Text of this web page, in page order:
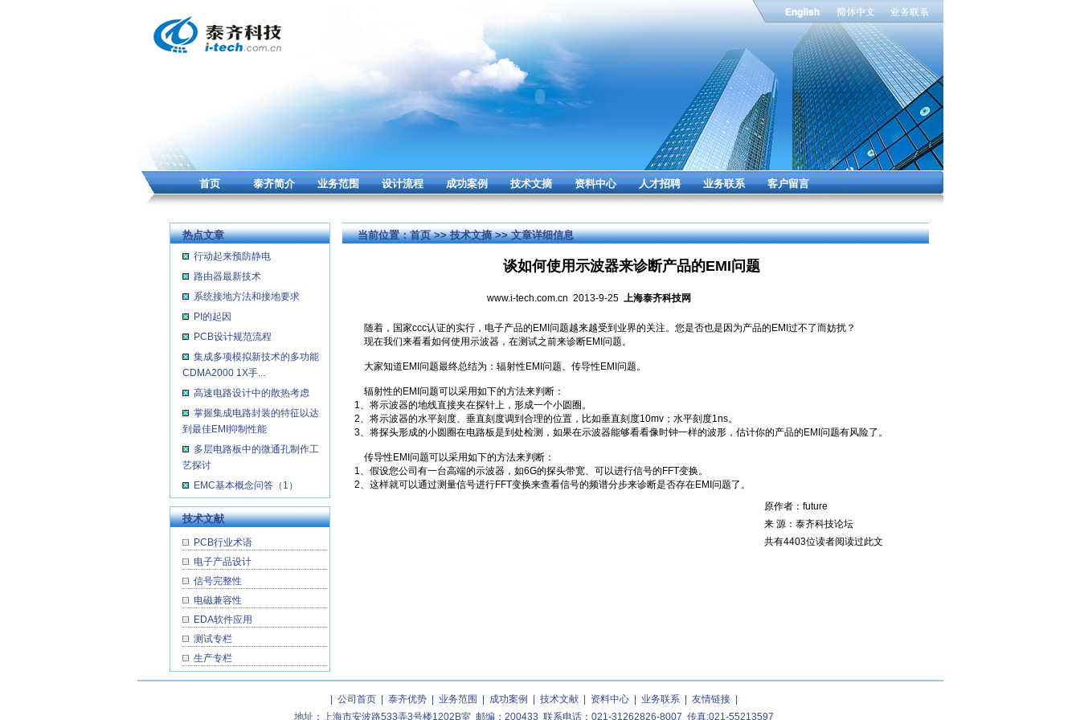
首页 泰齐简介 业务范围 设计流程 成功案例 技术文摘 资料中心 人才招聘 业务联系 客户留言
热点文章
行动起来预防静电
路由器最新技术
系统接地方法和接地要求
PI的起因
PCB设计规范流程
集成多项模拟新技术的多功能
CDMA2000 1X手...
高速电路设计中的散热考虑
掌握集成电路封装的特征以达
到最佳EMI抑制性能
多层电路板中的微通孔制作工
艺探讨
EMC基本概念问答（1）
技术文献
PCB行业术语
电子产品设计
信号完整性
电磁兼容性
EDA软件应用
测试专栏
生产专栏
当前位置：首页>>技术文摘>> 文章详细信息
谈如何使用示波器来诊断产品的EMI问题
www.i-tech.com.cn 2013-9-25 上海泰齐科技网
随着，国家ccc认证的实行，电子产品的EMI问题越来越受到业界的关注。您是否也是因为产品的EMI过不了而妨扰？
现在我们来看看如何使用示波器，在测试之前来诊断EMI问题。
大家知道EMI问题最终总结为：辐射性EMI问题、传导性EMI问题。
辐射性的EMI问题可以采用如下的方法来判断：
1、将示波器的地线直接夹在探针上，形成一个小圆圈。
2、将示波器的水平刻度、垂直刻度调到合理的位置，比如垂直刻度10mv；水平刻度1ns。
3、将探头形成的小圆圈在电路板是到处检测，如果在示波器能够看看像时钟一样的波形，估计你的产品的EMI问题有风险了。
传导性EMI问题可以采用如下的方法来判断：
1、假设您公司有一台高端的示波器，如6G的探头带宽、可以进行信号的FFT变换。
2、这样就可以通过测量信号进行FFT变换来查看信号的频谱分步来诊断是否存在EMI问题了。
原作者：future
来 源：泰齐科技论坛
共有4403位读者阅读过此文
公司首页| 泰齐优势| 业务范围 成功案例 技术文献| 资料中心| 业务联系| 友情链接|
地址：上海市安波路533弄3号楼1202B室 邮编：200433 联系电话：021-31262826-8007 传真:021-55213597